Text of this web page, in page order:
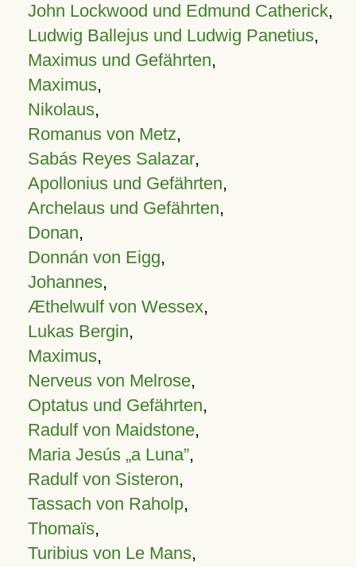
John Lockwood und Edmund Catherick,
Ludwig Ballejus und Ludwig Panetius,
Maximus und Gefährten,
Maximus,
Nikolaus,
Romanus von Metz,
Sabás Reyes Salazar,
Apollonius und Gefährten,
Archelaus und Gefährten,
Donan,
Donnán von Eigg,
Johannes,
Æthelwulf von Wessex,
Lukas Bergin,
Maximus,
Nerveus von Melrose,
Optatus und Gefährten,
Radulf von Maidstone,
Maria Jesús „a Luna”,
Radulf von Sisteron,
Tassach von Raholp,
Thomaïs,
Turibius von Le Mans,